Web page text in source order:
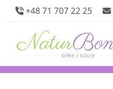
+48 71 707 22 25